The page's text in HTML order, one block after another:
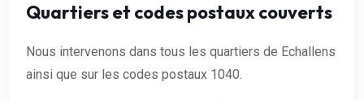
Quartiers et codes postaux couverts
Nous intervenons dans tous les quartiers de Echallens
ainsi que sur les codes postaux 1040.